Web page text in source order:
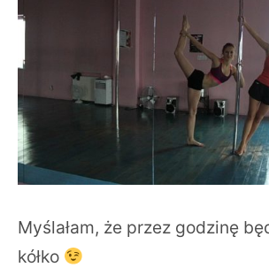
Myślałam, że przez godzinę
kółko